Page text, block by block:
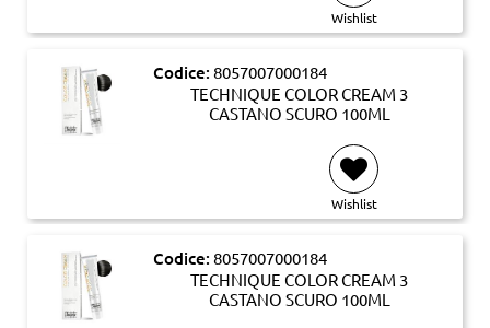
Wishlist
Codice: 8057007000184
TECHNIQUE COLOR CREAM 3
CASTANO SCURO 100ML
Wishlist
Codice: 8057007000184
TECHNIQUE COLOR CREAM 3
CASTANO SCURO 100ML